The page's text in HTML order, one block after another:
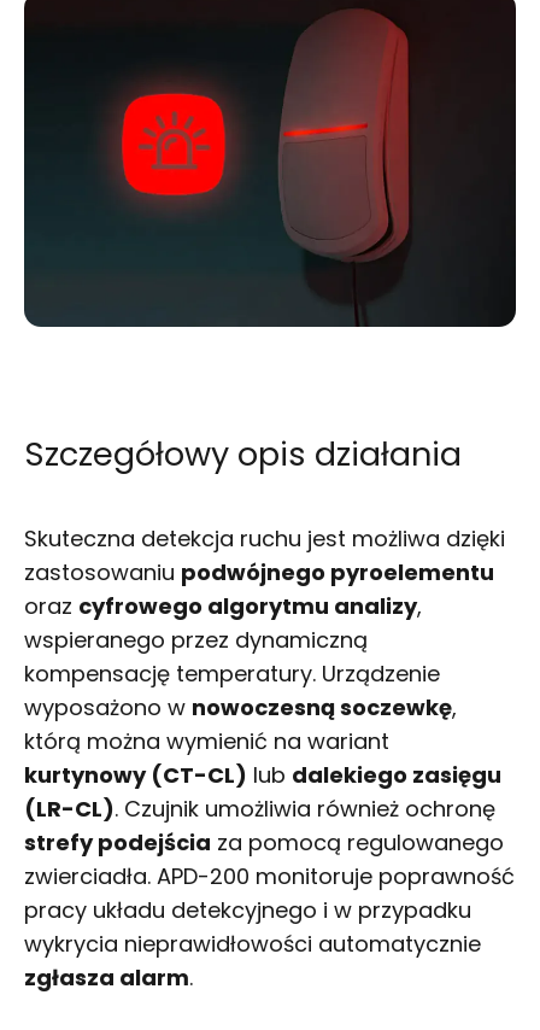
Szczegółowy opis działania
Skuteczna detekcja ruchu jest możliwa dzięki
zastosowaniu podwójnego pyroelementu
oraz cyfrowego algorytmu analizy,
wspieranego przez dynamiczną
kompensację temperatury. Urządzenie
wyposażono w nowoczesną soczewkę,
którą można wymienić na wariant
kurtynowy (CT-CL) lub dalekiego zasięgu
(LR-CL). Czujnik umożliwia również ochronę
strefy podejścia za pomocą regulowanego
zwierciadła. APD-200 monitoruje poprawność
pracy układu detekcyjnego i w przypadku
wykrycia nieprawidłowości automatycznie
zgłasza alarm.